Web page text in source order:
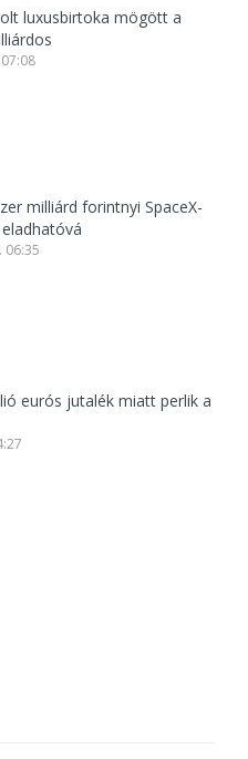
luxusbirtoka mögött a
milliárd forintnyi SpaceX-
06:35
eurós jutalék miatt perlik a